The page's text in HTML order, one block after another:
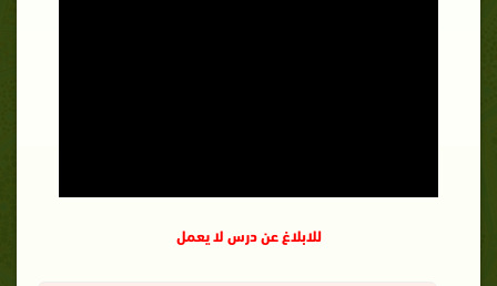
للابلاغ عن درس لا يعمل